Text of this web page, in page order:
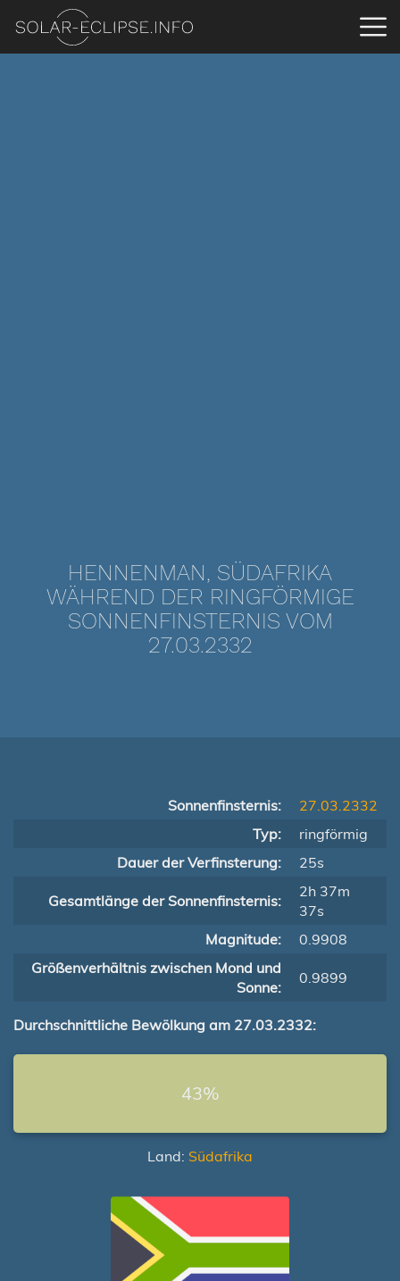
HENNENMAN, SÜDAFRIKA
WÄHREND DER RINGFÖRMIGE
SONNENFINSTERNIS VOM
27.03.2332
Sonnenfinsternis:
27.03.2332
Typ:
ringförmig
Dauer der Verfinsterung:
25s
Gesamtlänge der Sonnenfinsternis:
2h 37m
37s
Magnitude:
0.9908
Größenverhältnis zwischen Mond und
Sonne:
0.9899
Durchschnittliche Bewölkung am 27.03.2332:
43%
Land: Südafrika